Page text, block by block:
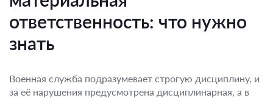
ответственность: что нужно
знать
Военная служба подразумевает строгую дисциплину, и
за её нарушения предусмотрена дисциплинарная, а в